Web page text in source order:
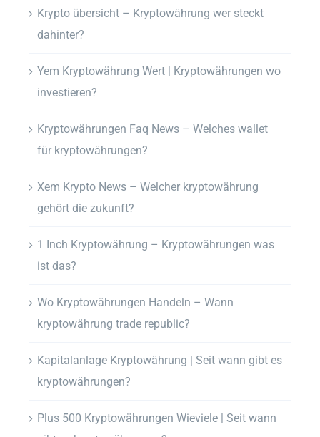
Krypto übersicht – Kryptowährung wer steckt
dahinter?
Yem Kryptowährung Wert | Kryptowährungen wo
investieren?
Kryptowährungen Faq News – Welches wallet
für kryptowährungen?
Xem Krypto News – Welcher kryptowährung
gehört die zukunft?
1 Inch Kryptowährung – Kryptowährungen was
ist das?
Wo Kryptowährungen Handeln – Wann
kryptowährung trade republic?
Kapitalanlage Kryptowährung | Seit wann gibt es
kryptowährungen?
Plus 500 Kryptowährungen Wieviele | Seit wann